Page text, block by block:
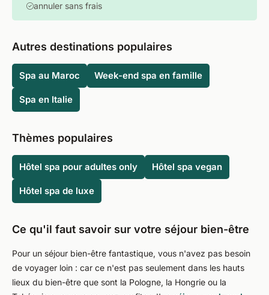
annuler sans frais
Autres destinations populaires
Spa au Maroc Week-end spa en famille
Spa en Italie
Thèmes populaires
Hôtel spa pour adultes only Hôtel spa vegan
Hôtel spa de luxe
Ce qu'il faut savoir sur votre séjour bien-être
Pour un séjour bien-être fantastique, vous n'avez pas besoin
de voyager loin : car ce n'est pas seulement dans les hauts
lieux du bien-être que sont la Pologne, la Hongrie ou la